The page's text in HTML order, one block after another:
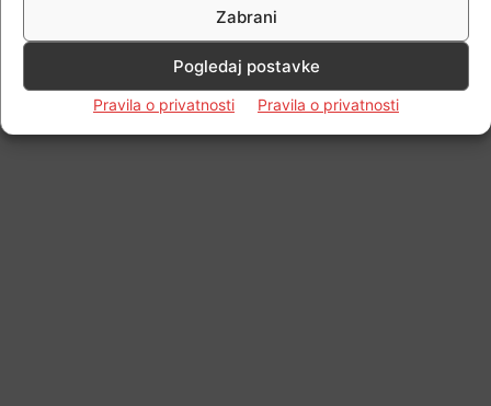
Zabrani
Pogledaj postavke
Pravila o privatnosti Pravila o privatnosti
© Newspaper WordPress Theme by TagDiv